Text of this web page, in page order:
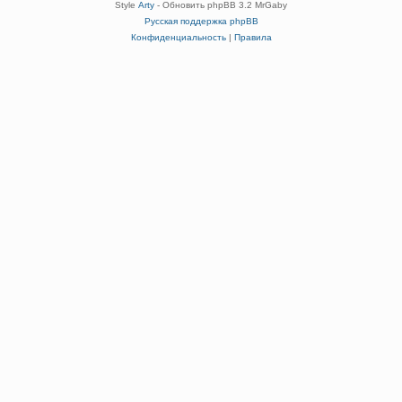
Style Arty - Обновить phpBB 3.2 MrGaby
Русская поддержка phpBB
Конфиденциальность| Правила